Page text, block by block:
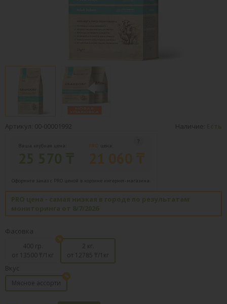
Артикул: 00-00001992 Наличие: Есть
Ваша клубная цена: PRO цена:
21 060 ₸
Оформите заказ с PRO ценой в корзине интернет-магазина.
PRO цена - самая низкая в городе по результатам
мониторинга от 8/7/2026
Фасовка
400 гр.
от 13500 ₸/1кг
2 кг.
от 12785 ₸/1кг
Вкус
Мясное ассорти